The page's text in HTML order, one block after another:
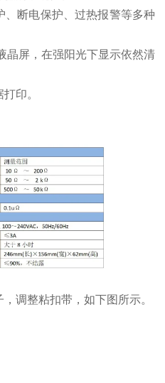
断电保护、过热报警等多种
晶屏，在强阳光下显示依然清
印。
调整粘扣带，如下图所示。